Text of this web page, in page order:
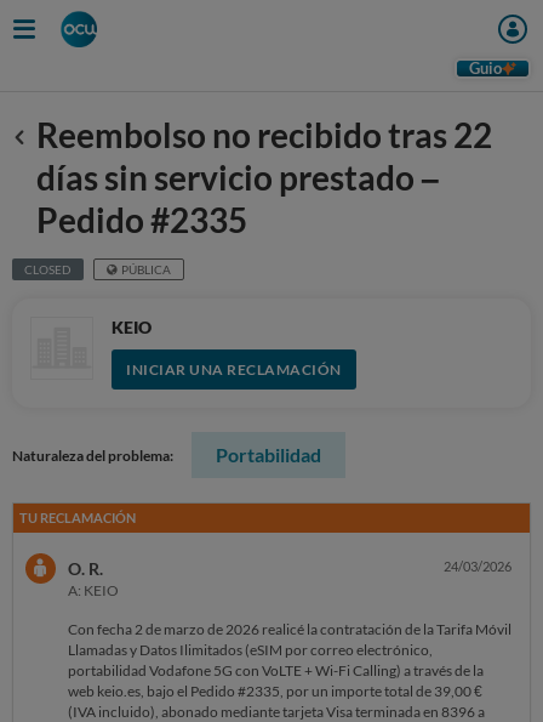
Guio
Anterior
Reembolso no recibido tras 22
días sin servicio prestado –
Pedido #2335
CLOSED PÚBLICA
KEIO
INICIAR UNA RECLAMACIÓN
Naturaleza del problema: Portabilidad
TU RECLAMACIÓN
O. R.
A: KEIO
24/03/2026
Con fecha 2 de marzo de 2026 realicé la contratación de la Tarifa Móvil
Llamadas y Datos Ilimitados (eSIM por correo electrónico,
portabilidad Vodafone 5G con VoLTE + Wi-Fi Calling) a través de la
web keio.es, bajo el Pedido #2335, por un importe total de 39,00 €
(IVA incluido), abonado mediante tarjeta Visa terminada en 8396 a